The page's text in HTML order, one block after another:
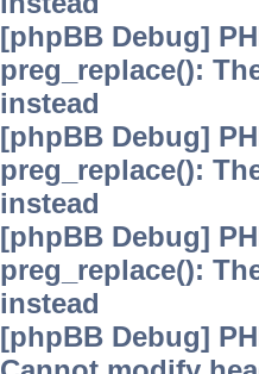
[phpBB Debug]
preg_replace():
instead
[phpBB Debug]
preg_replace():
instead
[phpBB Debug]
preg_replace():
instead
[phpBB Debug]